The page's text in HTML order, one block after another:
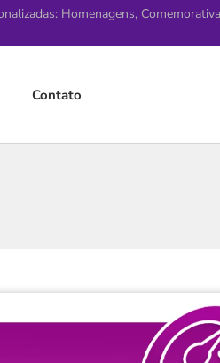
Homenagens,
Contato